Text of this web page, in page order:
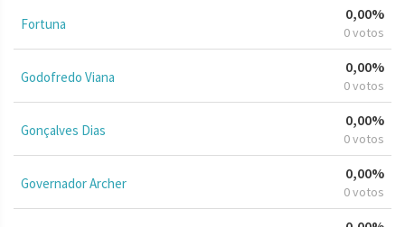
Fortuna
0,00%
0 votos
Godofredo Viana
0,00%
0 votos
Gonçalves Dias
0,00%
0 votos
Governador Archer
0,00%
0 votos